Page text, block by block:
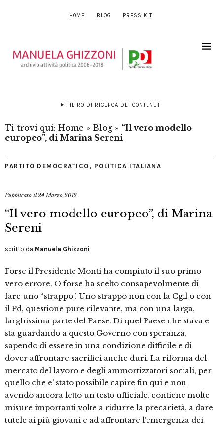
HOME BLOG PRESS KIT
FILTRO DI RICERCA DEI CONTENUTI
Ti trovi qui: Home » Blog » “Il vero modello
europeo”, di Marina Sereni
PARTITO DEMOCRATICO , POLITICA ITALIANA
Pubblicato il24 Marzo 2012
“Il vero modello europeo”, di Marina
Sereni
scritto da Manuela Ghizzoni
Forse il Presidente Monti ha compiuto il suo primo
vero errore. O forse ha scelto consapevolmente di
fare uno “strappo”. Uno strappo non con la Cgil o con
il Pd, questione pure rilevante, ma con una larga,
larghissima parte del Paese. Di quel Paese che stava e
sta guardando a questo Governo con speranza,
sapendo di essere in una condizione difficile e di
dover affrontare sacrifici anche duri. La riforma del
mercato del lavoro e degli ammortizzatori sociali, per
quello che e’ stato possibile capire fin qui e non
avendo ancora letto un testo ufficiale, contiene molte
misure importanti volte a ridurre la precarietà, a dare
tutele ai più giovani e ad affrontare l’emergenza dei